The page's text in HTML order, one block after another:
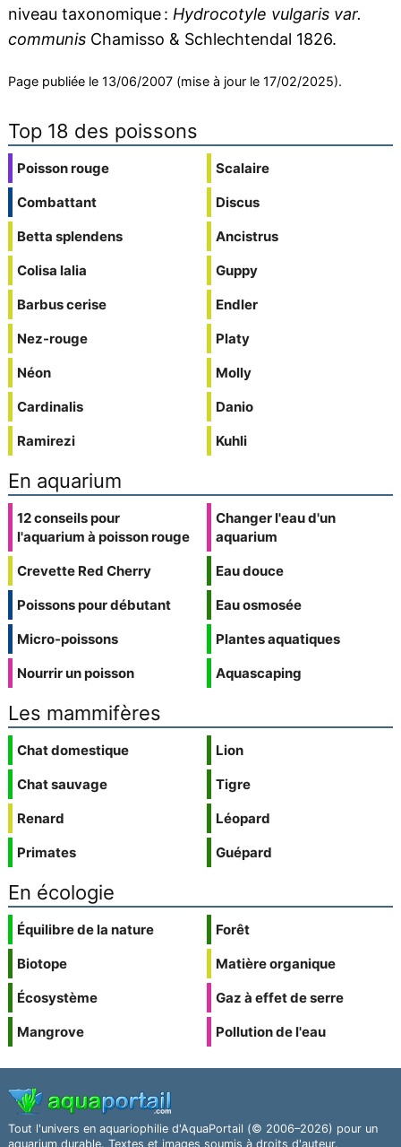
niveau taxonomique : Hydrocotyle vulgaris var.
communisChamisso & Schlechtendal 1826.
Page publiée le 13/06/2007 (mise à jour le 17/02/2025).
Top 18 des poissons
Poisson rouge
Combattant
Betta splendens
Colisa lalia
Barbus cerise
Nez-rouge
Néon
Cardinalis
Ramirezi
Scalaire
Discus
Ancistrus
Guppy
Endler
Platy
Molly
Danio
Kuhli
En aquarium
12 conseils pour
l'aquarium à poisson rouge
Crevette Red Cherry
Poissons pour débutant
Micro-poissons
Nourrir un poisson
Changer l'eau d'un
aquarium
Eau douce
Eau osmosée
Plantes aquatiques
Aquascaping
Les mammifères
Chat domestique
Chat sauvage
Renard
Primates
Lion
Tigre
Léopard
Guépard
En écologie
Équilibre de la nature
Biotope
Écosystème
Mangrove
Forêt
Matière organique
Gaz à effet de serre
Pollution de l'eau
Tout l'univers en aquariophilie d'AquaPortail (© 2006–2026) pour un
aquarium durable. Textes et images soumis à droits d'auteur.